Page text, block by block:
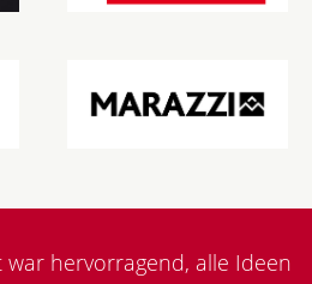
hervorragend, alle Ideen